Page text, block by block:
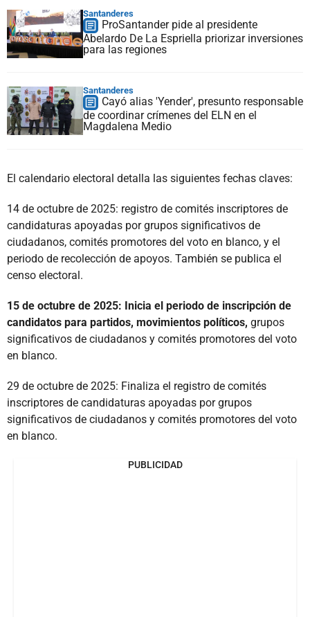
Santanderes
ProSantander pide al presidente
Abelardo De La Espriella priorizar inversiones
para las regiones
Santanderes
Cayó alias 'Yender', presunto responsable
de coordinar crímenes del ELN en el
Magdalena Medio
El calendario electoral detalla las siguientes fechas claves:
14 de octubre de 2025: registro de comités inscriptores de
candidaturas apoyadas por grupos significativos de
ciudadanos, comités promotores del voto en blanco, y el
periodo de recolección de apoyos. También se publica el
censo electoral.
15 de octubre de 2025: Inicia el periodo de inscripción de
candidatos para partidos, movimientos políticos, grupos
significativos de ciudadanos y comités promotores del voto
en blanco.
29 de octubre de 2025: Finaliza el registro de comités
inscriptores de candidaturas apoyadas por grupos
significativos de ciudadanos y comités promotores del voto
en blanco.
PUBLICIDAD